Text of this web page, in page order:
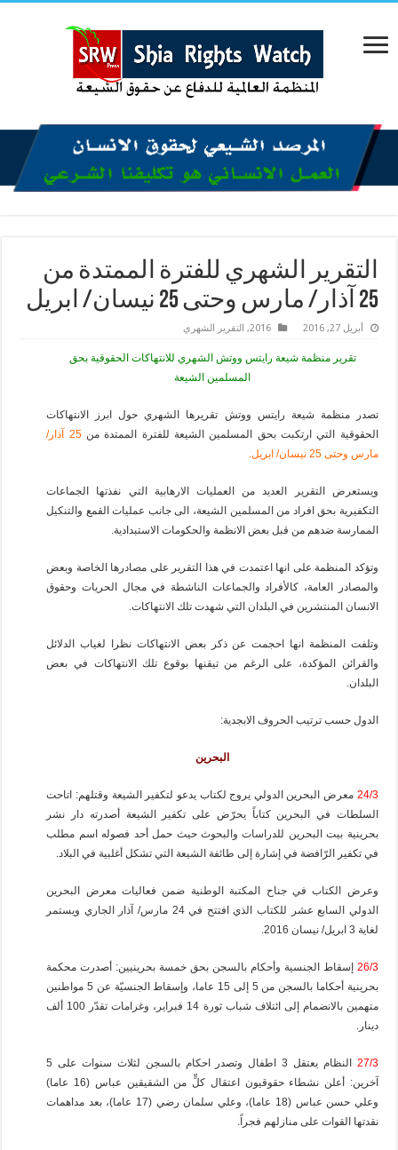
التقرير الشهري للفترة الممتدة من
25 آذار/ مارس وحتى 25 نيسان/ ابريل
أبريل 27, 2016 2016
, التقرير الشهري
تقرير منظمة شيعة رايتس ووتش الشهري للانتهاكات الحقوقية بحق
المسلمين الشيعة
تصدر منظمة شيعة رايتس ووتش تقريرها الشهري حول ابرز الانتهاكات
الحقوقية التي ارتكبت بحق المسلمين الشيعة للفترة الممتدة من
25 آذار/
مارس وحتى 25 نيسان/ ابريل.
ويستعرض التقرير العديد من العمليات الارهابية التي نفذتها الجماعات
التكفيرية بحق افراد من المسلمين الشيعة، الى جانب عمليات القمع والتنكيل
الممارسة ضدهم من قبل بعض الانظمة والحكومات الاستبدادية.
وتؤكد المنظمة على انها اعتمدت في هذا التقرير على مصادرها الخاصة وبعض
والمصادر العامة، كالأفراد والجماعات الناشطة في مجال الحريات وحقوق
الانسان المنتشرين في البلدان التي شهدت تلك الانتهاكات.
وتلفت المنظمة انها احجمت عن ذكر بعض الانتهاكات نظرا لغياب الدلائل
والقرائن المؤكدة، على الرغم من تيقنها بوقوع تلك الانتهاكات في بعض
البلدان.
الدول حسب ترتيب الحروف الابجدية:
البحرين
24/3 معرض البحرين الدولي يروج لكتاب يدعو لتكفير الشيعة وقتلهم: اتاحت
السلطات في البحرين كتاباً يحرّض على تكفير الشيعة أصدرته دار نشر
بحرينية بيت البحرين للدراسات والبحوث حيث حمل أحد فصوله اسم مطلب
في تكفير الرّافضة في إشارة إلى طائفة الشيعة التي تشكل أغلبية في البلاد.
وعرض الكتاب في جناح المكتبة الوطنية ضمن فعاليات معرض البحرين
الدولي السابع عشر للكتاب الذي افتتح في 24 مارس/ آذار الجاري ويستمر
لغاية 3 ابريل/ نيسان 2016.
26/3 إسقاط الجنسية وأحكام بالسجن بحق خمسة بحرينيين: أصدرت محكمة
بحرينية أحكاما بالسجن من 5 إلى 15 عاما، وإسقاط الجنسيّة عن 5 مواطنين
متهمين بالانضمام إلى ائتلاف شباب ثورة 14 فبراير، وغرامات تقدّر 100 ألف
دينار.
27/3
النظام يعتقل 3 اطفال وتصدر احكام بالسجن لثلاث سنوات على 5
آخرين: أعلن نشطاء حقوقيون اعتقال كلٍّ من الشقيقين عباس (16 عاما)
وعلي حسن عباس (18 عاما)، وعلي سلمان رضي (17 عاما)، بعد مداهمات
نقدتها القوات على منازلهم فجراً.